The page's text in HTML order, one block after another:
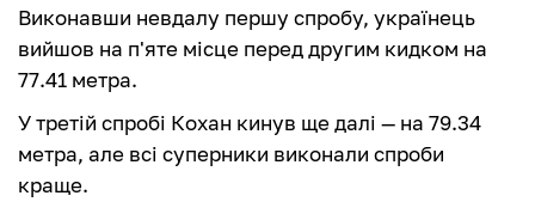
Виконавши невдалу першу спробу, українець
вийшов на п'яте місце перед другим кидком на
77.41 метра.
У третій спробі Кохан кинув ще далі — на 79.34
метра, але всі суперники виконали спроби
краще.